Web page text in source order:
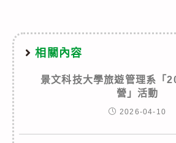
相關內容
景文科技大學旅遊管理系「
營」活動
2026-04-10